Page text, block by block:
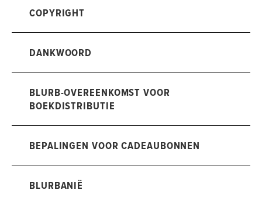
COPYRIGHT
DANKWOORD
BLURB-OVEREENKOMST VOOR
BOEKDISTRIBUTIE
BEPALINGEN VOOR CADEAUBONNEN
BLURBANIË